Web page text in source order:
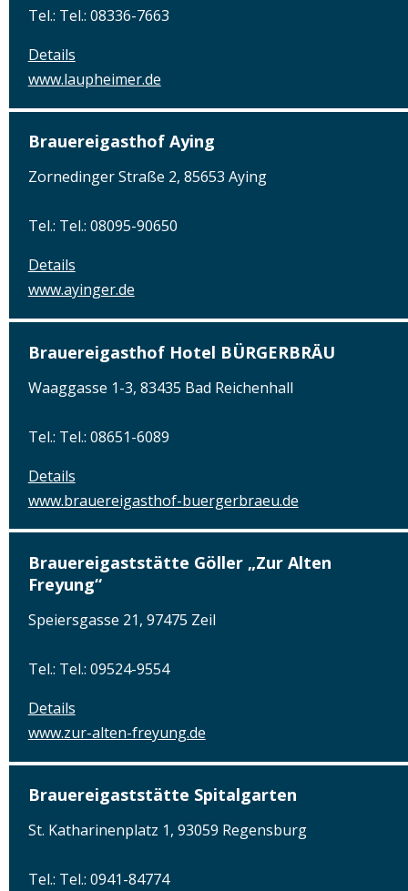
Tel.: Tel.: 08336-7663
Details
www.laupheimer.de
Brauereigasthof Aying
Zornedinger Straße 2, 85653 Aying
Tel.: Tel.: 08095-90650
Details
www.ayinger.de
Brauereigasthof Hotel BÜRGERBRÄU
Waaggasse 1-3, 83435 Bad Reichenhall
Tel.: Tel.: 08651-6089
Details
www.brauereigasthof-buergerbraeu.de
Brauereigaststätte Göller „Zur Alten
Freyung“
Speiersgasse 21, 97475 Zeil
Tel.: Tel.: 09524-9554
Details
www.zur-alten-freyung.de
Brauereigaststätte Spitalgarten
St. Katharinenplatz 1, 93059 Regensburg
Tel.: Tel.: 0941-84774